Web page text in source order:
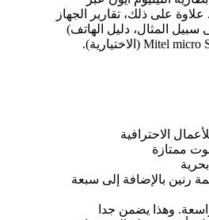
سبيل المثال، دليل الهاتف)
ممتازة
قابلة للبرمجة و53 نغمة رنين بالإضافة إلى سبعة